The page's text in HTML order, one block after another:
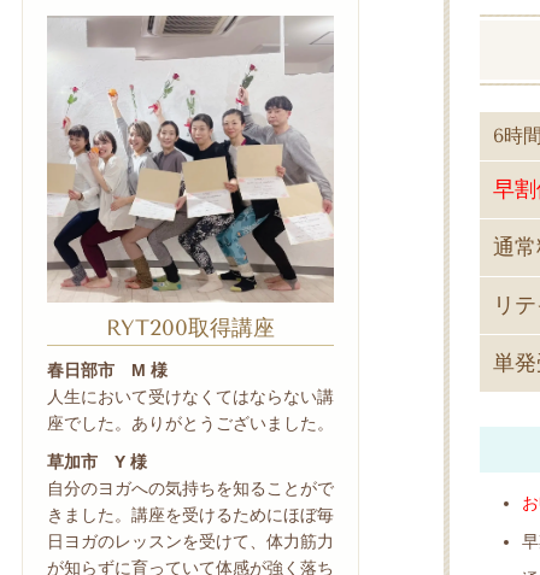
6時
早
通
リ
単
RYT200取得講座
春日部市 M 様
人生において受けなくてはならない講
座でした。ありがとうございました。
草加市 Y 様
自分のヨガへの気持ちを知ることがで
きました。講座を受けるためにほぼ毎
日ヨガのレッスンを受けて、体力筋力
が知らずに育っていて体感が強く落ち